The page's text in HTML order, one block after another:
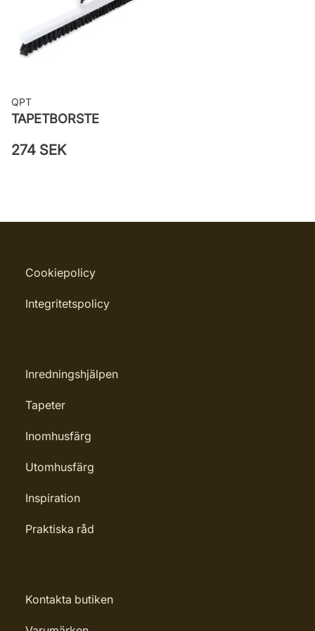
väggen
Leverantörens artikelnummer: 8082
QPT
TAPETBORSTE
274 SEK
Cookiepolicy
Integritetspolicy
Inredningshjälpen
Tapeter
Inomhusfärg
Utomhusfärg
Inspiration
Praktiska råd
Kontakta butiken